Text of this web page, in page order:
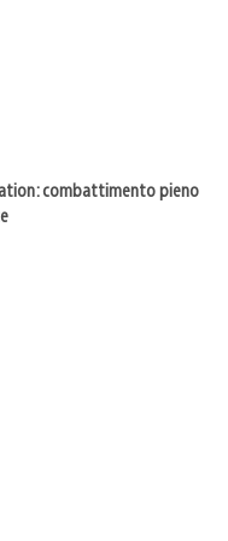
combattimento pieno